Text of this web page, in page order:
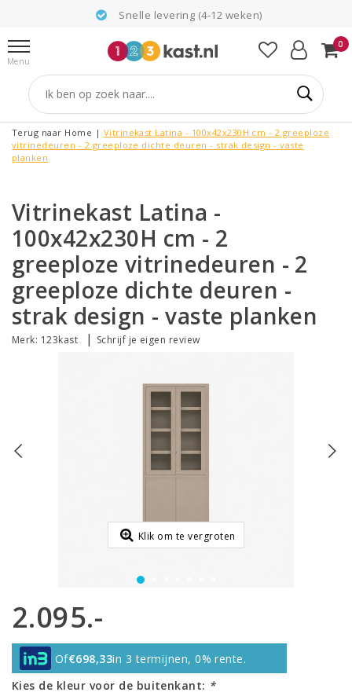
Snelle levering (4-12 weken)
Menu
0
Terug naar Home | Vitrinekast Latina - 100x42x230H cm - 2 greeploze
vitrinedeuren - 2 greeploze dichte deuren - strak design - vaste
planken
Vitrinekast Latina -
100x42x230H cm - 2
greeploze vitrinedeuren - 2
greeploze dichte deuren -
strak design - vaste planken
Merk: 123kast | Schrijf je eigen review
Klik om te vergroten
2.095.-
Of€698,33in 3 termijnen, 0% rente.
Kies de kleur voor de buitenkant: *